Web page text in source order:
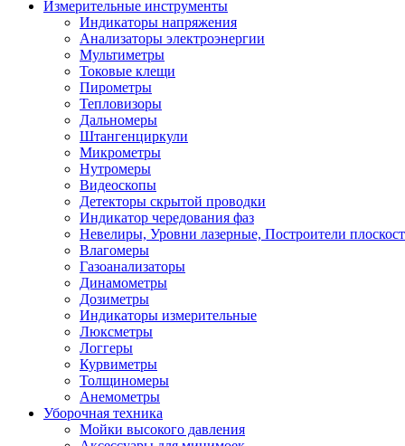
Измерительные инструменты
Индикаторы напряжения
Анализаторы электроэнергии
Мультиметры
Токовые клещи
Пирометры
Тепловизоры
Дальномеры
Штангенциркули
Микрометры
Нутромеры
Видеоскопы
Детекторы скрытой проводки
Индикатор чередования фаз
Невелиры, Уровни лазерные, Построители
Влагомеры
Газоанализаторы
Динамометры
Дозиметры
Индикаторы измерительные
Люксметры
Логгеры
Курвиметры
Толщиномеры
Анемометры
Уборочная техника
Мойки высокого давления